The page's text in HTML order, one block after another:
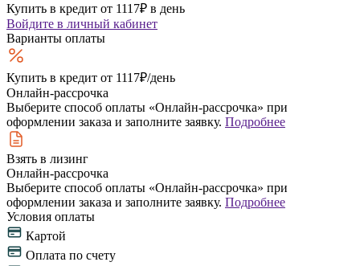
Купить в кредит от 1117₽ в день
Войдите в личный кабинет
Варианты оплаты
Купить в кредит от 1117₽/день
Онлайн-рассрочка
Выберите способ оплаты «Онлайн-рассрочка» при
оформлении заказа и заполните заявку. Подробнее
Взять в лизинг
Онлайн-рассрочка
Выберите способ оплаты «Онлайн-рассрочка» при
оформлении заказа и заполните заявку. Подробнее
Условия оплаты
Картой
Оплата по счету